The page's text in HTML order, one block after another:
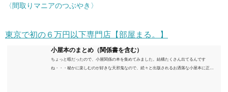
〈間取りマニアのつぶやき〉
東京で初の６万円以下専門店【部屋まる。】
小屋本のまとめ（関係書を含む）
ちょっと暇だったので、小屋関係の本を集めてみました。結構たくさん出てるんです
ね・・・秘かに楽しむのが好きな天邪鬼なので、続々と出版されるお洒落な小屋本に正直